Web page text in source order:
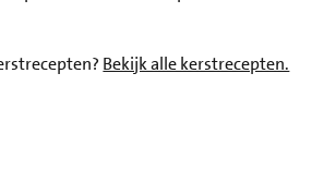
Bekijk alle kerstrecepten.